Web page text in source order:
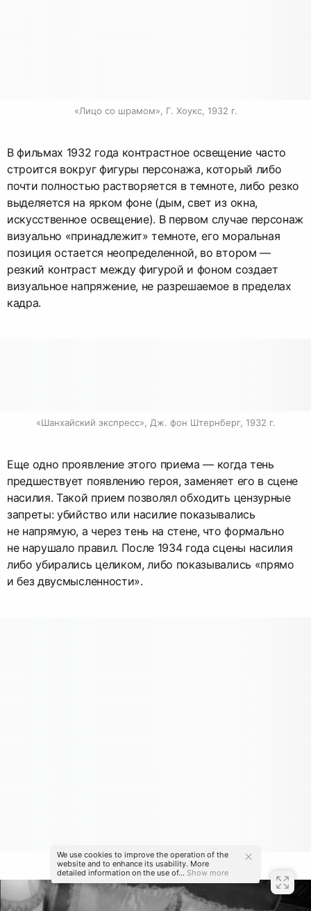
«Лицо со шрамом», Г. Хоукс, 1932 г.
В фильмах 1932 года контрастное освещение часто
строится вокруг фигуры персонажа, который либо
почти полностью растворяется в темноте, либо резко
выделяется на ярком фоне (дым, свет из окна,
искусственное освещение). В первом случае персонаж
визуально «принадлежит» темноте, его моральная
позиция остается неопределенной, во втором —
резкий контраст между фигурой и фоном создает
визуальное напряжение, не разрешаемое в пределах
кадра.
«Шанхайский экспресс», Дж. фон Штернберг, 1932 г.
Еще одно проявление этого приема — когда тень
предшествует появлению героя, заменяет его в сцене
насилия. Такой прием позволял обходить цензурные
запреты: убийство или насилие показывались
не напрямую, а через тень на стене, что формально
не нарушало правил. После 1934 года сцены насилия
либо убирались целиком, либо показывались «прямо
и без двусмысленности».
«Лицо со шрамом», Г. Хоукс, 1932 г.
We use cookies to improve the operation of the
website and to enhance its usability. More
detailed information on the use of... Show more